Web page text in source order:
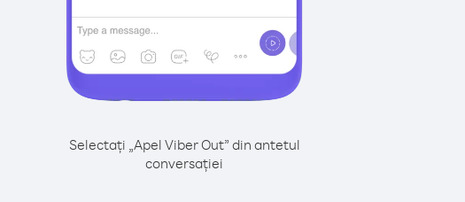
Selectați „Apel Viber Out” din antetul
conversației